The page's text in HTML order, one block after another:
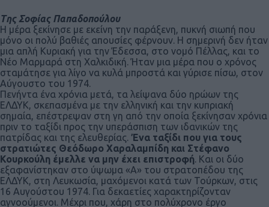
Tης Σοφίας Παπαδοπούλου
Η μέρα ξεκίνησε με εκείνη την παράξενη, πυκνή σιωπή που
μόνο οι πολύ βαθιές απουσίες φέρνουν. Η σημερινή δεν ήταν
μια απλή Κυριακή για την Έδεσσα, στο νομό Πέλλας, και το
Νέο Μαρμαρά στη Χαλκιδική. Ήταν μια μέρα που ο χρόνος
σταμάτησε για λίγο να κυλά μπροστά και γύρισε πίσω, στον
Αύγουστο του 1974.
Πενήντα ένα χρόνια μετά, τα λείψανα δύο ηρώων της
ΕΛΔΥΚ, σκεπασμένα με την ελληνική και την κυπριακή
σημαία, επέστρεψαν στη γη από την οποία ξεκίνησαν χρόνια
πριν το ταξίδι προς την υπεράσπιση των ιδανικών της
πατρίδας και της ελευθερίας. Ένα ταξίδι που για τους
στρατιώτες Θεόδωρο Χαραλαμπίδη και Στέφανο
Κουρκούλη έμελλε να μην έχει επιστροφή. Και οι δύο
εξαφανίστηκαν στο ύψωμα «Α» του στρατοπέδου της
ΕΛΔΥΚ, στη Λευκωσία, μαχόμενοι κατά των Τούρκων, στις
16 Αυγούστου 1974. Για δεκαετίες χαρακτηρίζονταν
αγνοούμενοι. Μέχρι που, χάρη στο πολύχρονο έργο